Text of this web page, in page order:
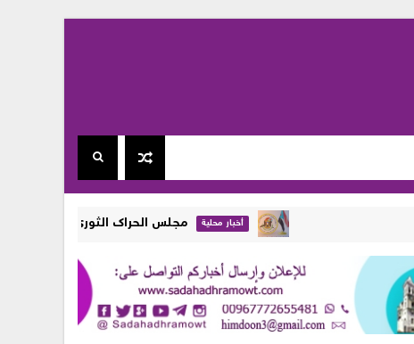
أخبار محلية مجلس الحراك الثوري في المهرة يجدد رفضه